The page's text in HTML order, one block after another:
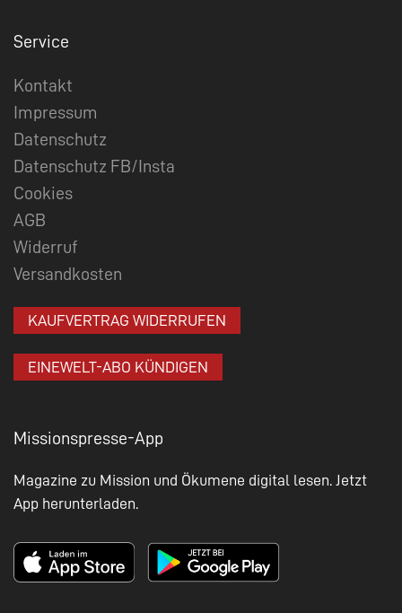
Service
Kontakt
Impressum
Datenschutz
Datenschutz FB/Insta
Cookies
AGB
Widerruf
Versandkosten
KAUFVERTRAG WIDERRUFEN
EINEWELT-ABO KÜNDIGEN
Missionspresse-App
Magazine zu Mission und Ökumene digital lesen. Jetzt
App herunterladen.